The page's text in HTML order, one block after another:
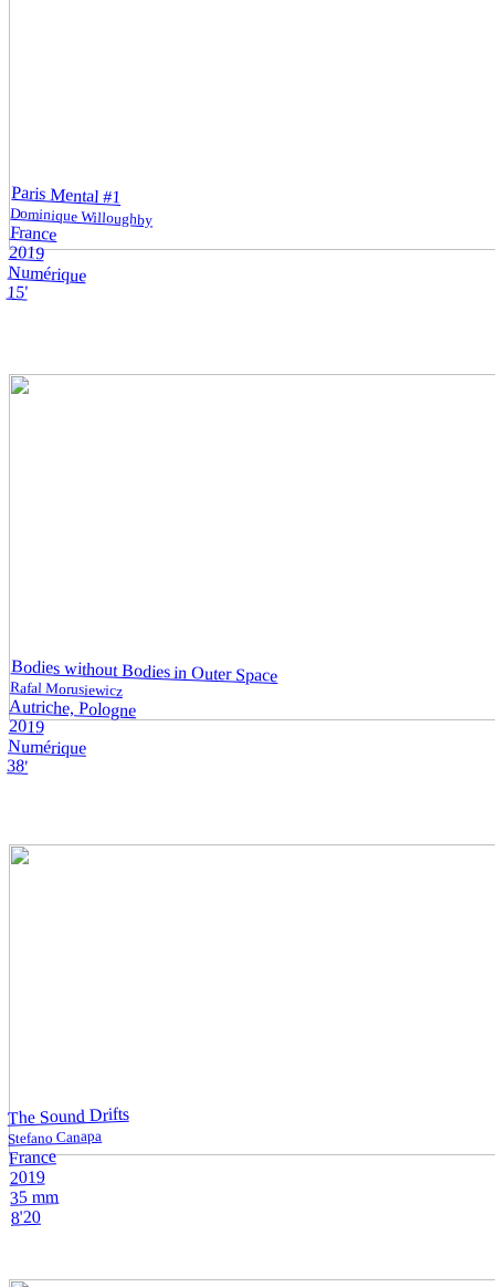
Paris Mental #1
Dominique Willoughby
France
2019
Numérique
15'
Bodies without Bodies in Outer Space
Rafal Morusiewicz
Autriche, Pologne
2019
Numérique
38'
The Sound Drifts
Stefano Canapa
France
2019
35 mm
8'20